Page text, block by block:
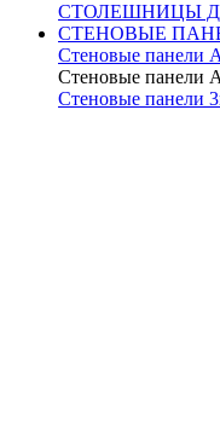
СТОЛЕШНИЦЫ
СТЕНОВЫЕ
Стеновые панели
Стеновые панели
Стеновые панели